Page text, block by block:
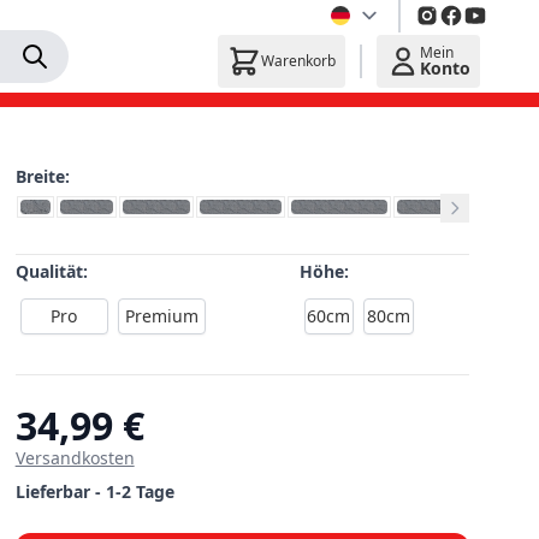
Mein
Konto
Warenkorb
Breite:
Qualität:
Pro
Premium
Höhe:
60cm
80cm
34,99 €
Versandkosten
Lieferbar - 1-2 Tage